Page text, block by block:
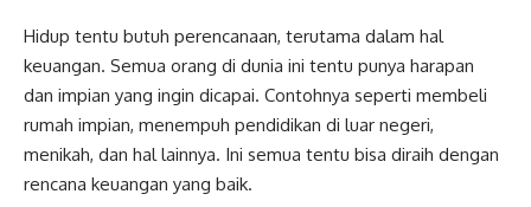
Hidup tentu butuh perencanaan, terutama dalam hal
keuangan. Semua orang di dunia ini tentu punya harapan
dan impian yang ingin dicapai. Contohnya seperti membeli
rumah impian, menempuh pendidikan di luar negeri,
menikah, dan hal lainnya. Ini semua tentu bisa diraih dengan
rencana keuangan yang baik.